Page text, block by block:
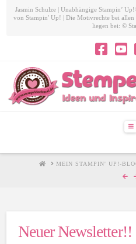
Jasmin Schulze | Unabhängige Stampin’
von Stampin' Up! | Die Motivrechte bei allen
liegen bei: ©
HOMEMEIN STAMPIN' UP!-
Neuer Newsletter!!